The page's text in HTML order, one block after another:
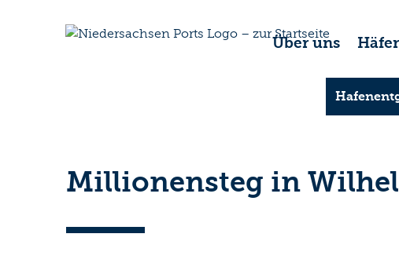
Über uns
Millionensteg in